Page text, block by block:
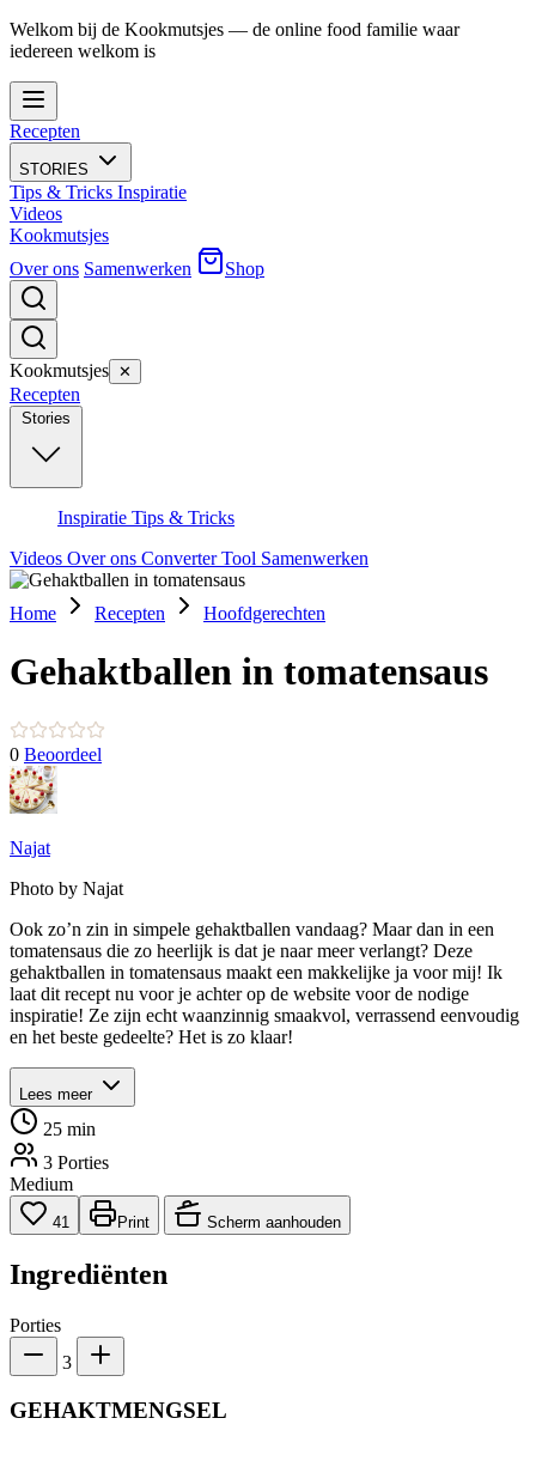
Welkom bij de Kookmutsjes — de online food familie waar
iedereen welkom is
Recepten
STORIES
Tips & Tricks Inspiratie
Videos
Kookmutsjes
Over ons Samenwerken Shop
Kookmutsjes ✕
Recepten
Inspiratie Tips & Tricks
Videos Over ons Converter Tool Samenwerken
Home Recepten Hoofdgerechten
Gehaktballen in tomatensaus
0 Beoordeel
Najat
Photo by Najat
Ook zo’n zin in simpele gehaktballen vandaag? Maar dan in een
tomatensaus die zo heerlijk is dat je naar meer verlangt? Deze
gehaktballen in tomatensaus maakt een makkelijke ja voor mij! Ik
laat dit recept nu voor je achter op de website voor de nodige
inspiratie! Ze zijn echt waanzinnig smaakvol, verrassend eenvoudig
en het beste gedeelte? Het is zo klaar!
Lees meer
25 min
3 Porties
Medium
41 Print Scherm aanhouden
Ingrediënten
Porties
3
GEHAKTMENGSEL